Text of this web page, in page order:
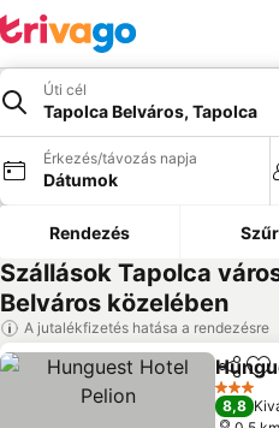
Úti cél
Tapolca Belváros, Tapolca
Érkezés/távozás napja
Dátumok
Rendezés
Szállások Tapolca
Belváros közelében
A jutalékfizetés hatása a rendezésre
3
8,8